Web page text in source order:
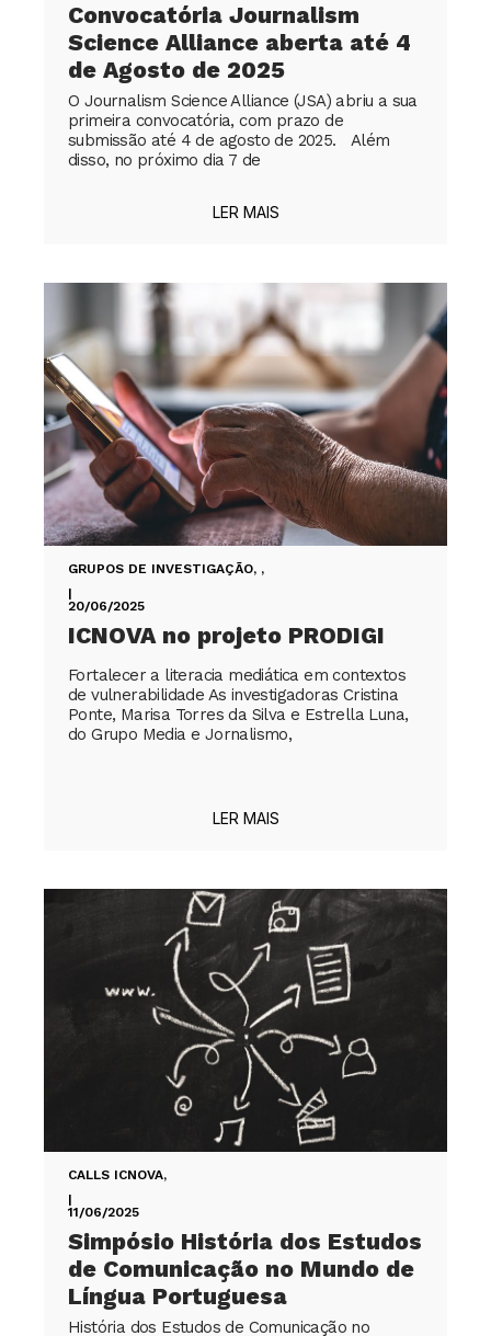
Convocatória Journalism
Science Alliance aberta até 4
de Agosto de 2025
O Journalism Science Alliance (JSA) abriu a sua
primeira convocatória, com prazo de
submissão até 4 de agosto de 2025. Além
disso, no próximo dia 7 de
LER MAIS
GRUPOS DE INVESTIGAÇÃO, ,
|
20/06/2025
ICNOVA no projeto PRODIGI
Fortalecer a literacia mediática em contextos
de vulnerabilidade As investigadoras Cristina
Ponte, Marisa Torres da Silva e Estrella Luna,
do Grupo Media e Jornalismo,
LER MAIS
CALLS ICNOVA,
|
11/06/2025
Simpósio História dos Estudos
de Comunicação no Mundo de
Língua Portuguesa
História dos Estudos de Comunicação no